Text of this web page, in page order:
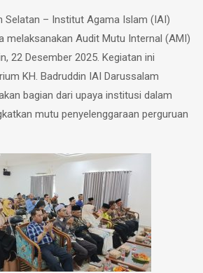
Selatan – Institut Agama Islam (IAI)
melaksanakan Audit Mutu Internal (AMI)
22 Desember 2025. Kegiatan ini
KH. Badruddin IAI Darussalam
bagian dari upaya institusi dalam
mutu penyelenggaraan perguruan